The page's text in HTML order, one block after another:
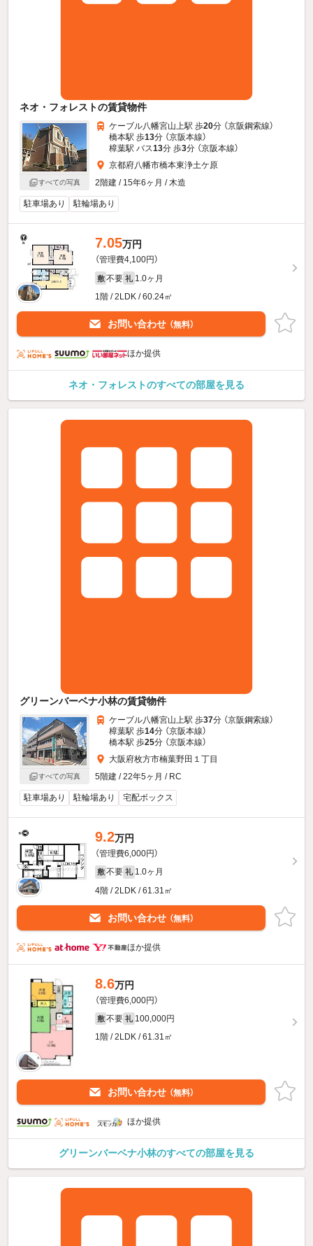
ネオ・フォレストの賃貸物件
すべての写真
ケーブル八幡宮山上駅 歩20分 （京阪鋼索線）
橋本駅 歩13分 （京阪本線）
樟葉駅 バス13分 歩3分 （京阪本線）
京都府八幡市橋本東浄土ケ原
2階建 / 15年6ヶ月 / 木造
駐車場あり 駐輪場あり
7.05万円
（管理費4,100円）
敷 不要 礼 1.0ヶ月
1階 / 2LDK / 60.24㎡
お問い合わせ （無料）
ほか提供
ネオ・フォレストのすべての部屋を見る
グリーンバーベナ小林の賃貸物件
すべての写真
ケーブル八幡宮山上駅 歩37分 （京阪鋼索線）
樟葉駅 歩14分 （京阪本線）
橋本駅 歩25分 （京阪本線）
大阪府枚方市楠葉野田１丁目
5階建 / 22年5ヶ月 / RC
駐車場あり 駐輪場あり 宅配ボックス
9.2万円
（管理費6,000円）
敷 不要 礼 1.0ヶ月
4階 / 2LDK / 61.31㎡
お問い合わせ （無料）
ほか提供
8.6万円
（管理費6,000円）
敷 不要 礼 100,000円
1階 / 2LDK / 61.31㎡
お問い合わせ （無料）
ほか提供
グリーンバーベナ小林のすべての部屋を見る